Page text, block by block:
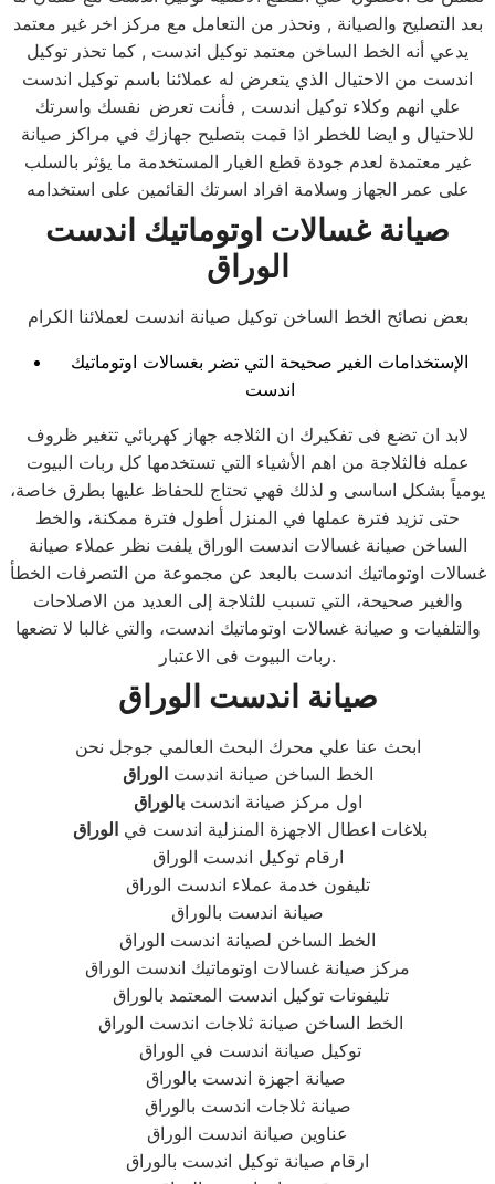
بعد التصليح والصيانة , ونحذر من التعامل مع مركز اخر غير معتمد
يدعي أنه الخط الساخن معتمد توكيل اندست , كما تحذر توكيل
اندست من الاحتيال الذي يتعرض له عملائنا باسم توكيل اندست
علي انهم وكلاء توكيل اندست , فأنت تعرض نفسك واسرتك
للاحتيال و ايضا للخطر اذا قمت بتصليح جهازك في مراكز صيانة
غير معتمدة لعدم جودة قطع الغيار المستخدمة ما يؤثر بالسلب
على عمر الجهاز وسلامة افراد اسرتك القائمين على استخدامه
صيانة غسالات اوتوماتيك اندست
الوراق
بعض نصائح الخط الساخن توكيل صيانة اندست لعملائنا الكرام
الإستخدامات الغير صحيحة التي تضر بغسالات اوتوماتيك
اندست
لابد ان تضع فى تفكيرك ان الثلاجه جهاز كهربائي تتغير ظروف
عمله فالثلاجة من اهم الأشياء التي تستخدمها كل ربات البيوت
يومياً بشكل اساسى و لذلك فهي تحتاج للحفاظ عليها بطرق خاصة،
حتى تزيد فترة عملها في المنزل أطول فترة ممكنة، والخط
الساخن صيانة غسالات اندست الوراق يلفت نظر عملاء صيانة
غسالات اوتوماتيك اندست بالبعد عن مجموعة من التصرفات الخطأ
والغير صحيحة، التي تسبب للثلاجة إلى العديد من الاصلاحات
والتلفيات و صيانة غسالات اوتوماتيك اندست، والتي غالبا لا تضعها
ربات البيوت فى الاعتبار.
صيانة اندست الوراق
ابحث عنا علي محرك البحث العالمي جوجل نحن
الخط الساخن صيانة اندستالوراق
اول مركز صيانة اندستبالوراق
بلاغات اعطال الاجهزة المنزلية اندست في الوراق
ارقام توكيل اندست الوراق
تليفون خدمة عملاء اندست الوراق
صيانة اندست بالوراق
الخط الساخن لصيانة اندست الوراق
مركز صيانة غسالات اوتوماتيك اندست الوراق
تليفونات توكيل اندست المعتمد بالوراق
الخط الساخن صيانة ثلاجات اندست الوراق
توكيل صيانة اندست في الوراق
صيانة اجهزة اندست بالوراق
صيانة ثلاجات اندست بالوراق
عناوين صيانة اندست الوراق
ارقام صيانة توكيل اندست بالوراق